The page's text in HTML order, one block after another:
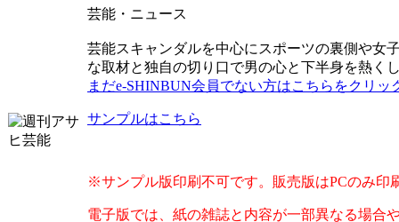
芸能・ニュース
芸能スキャンダルを中心にスポーツの裏側や女
な取材と独自の切り口で男の心と下半身を熱く
まだe-SHINBUN会員でない方はこちらをクリッ
サンプルはこちら
※サンプル版印刷不可です。販売版はPCのみ印
電子版では、紙の雑誌と内容が一部異なる場合